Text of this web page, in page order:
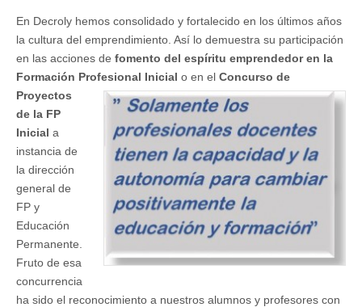
En Decroly hemos consolidado y fortalecido en los últimos años
la cultura del emprendimiento. Así lo demuestra su participación
en las acciones de fomento del espíritu emprendedor en la
Formación Profesional Inicial o en el Concurso de
Proyectos
de la FP
Inicial a
instancia de
la dirección
general de
FP y
Educación
Permanente.
Fruto de esa
concurrencia
ha sido el reconocimiento a nuestros alumnos y profesores con